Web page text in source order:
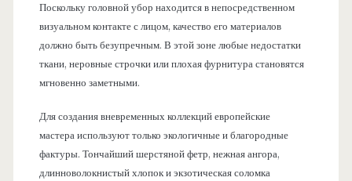
Поскольку головной убор находится в непосредственном
визуальном контакте с лицом, качество его материалов
должно быть безупречным. В этой зоне любые недостатки
ткани, неровные строчки или плохая фурнитура становятся
мгновенно заметными.
Для создания вневременных коллекций европейские
мастера используют только экологичные и благородные
фактуры. Тончайший шерстяной фетр, нежная ангора,
длинноволокнистый хлопок и экзотическая соломка